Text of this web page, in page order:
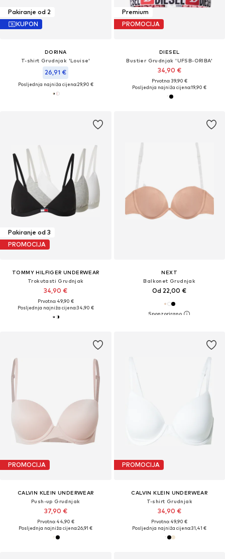
Pakiranje od 2
KUPON
DORINA
T-shirt Grudnjak 'Louise'
26,91 €
Posljednja najniža cijena:29,90 €
Premium
PROMOCIJA
DIESEL
Bustier Grudnjak 'UFSB-ORIBA'
34,90 €
Prvotno: 39,90 €
Posljednja najniža cijena:19,90 €
Pakiranje od 3
PROMOCIJA
TOMMY HILFIGER UNDERWEAR
Trokutasti Grudnjak
34,90 €
Prvotno: 49,90 €
Posljednja najniža cijena:34,90 €
NEXT
Balkonet Grudnjak
Od 22,00 €
PROMOCIJA
CALVIN KLEIN UNDERWEAR
Push-up Grudnjak
37,90 €
Prvotno: 44,90 €
Posljednja najniža cijena:26,91 €
PROMOCIJA
CALVIN KLEIN UNDERWEAR
T-shirt Grudnjak
34,90 €
Prvotno: 49,90 €
Posljednja najniža cijena:31,41 €